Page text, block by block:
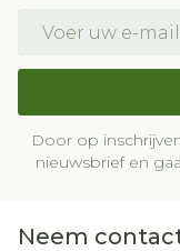
Door op
nieuwsbrief en
Neem